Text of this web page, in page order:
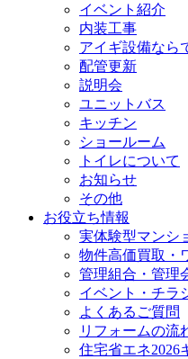
イベント紹介
内装工事
アイギ設備な
配管更新
説明会
ユニットバス
キッチン
ショールーム
トイレについて
お知らせ
その他
お役立ち情報
実体験型マンシ
物件高価買取・
管理組合・管理
イベント・チラ
よくあるご質問
リフォームの流
住宅省エネ2026